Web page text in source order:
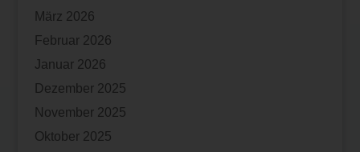
März 2026
Februar 2026
Januar 2026
Dezember 2025
November 2025
Oktober 2025